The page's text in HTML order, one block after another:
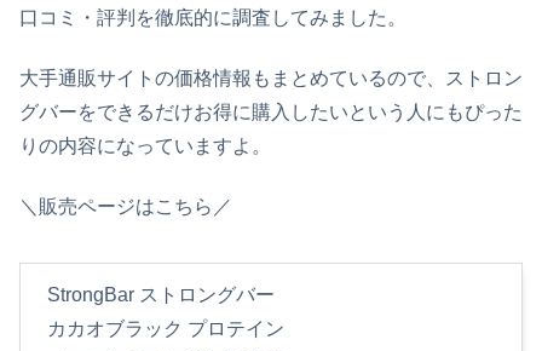
口コミ・評判を徹底的に調査してみました。
大手通販サイトの価格情報もまとめているので、ストロン
グバーをできるだけお得に購入したいという人にもぴった
りの内容になっていますよ。
＼販売ページはこちら／
StrongBar ストロングバー
カカオブラック プロテイン